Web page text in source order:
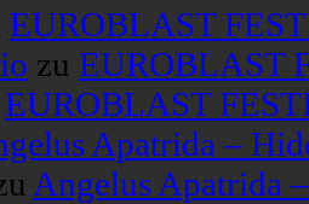
EUROBLAST
zu EUROBLAST
EUROBLAST
Apatrida –
Angelus Apatrida